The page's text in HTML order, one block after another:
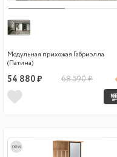
Модульная прихожая Габриэлла
(Патина)
54 880 ₽ 68 590 ₽
new